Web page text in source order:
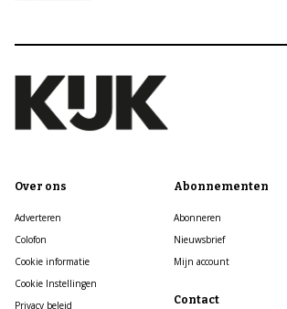
Over ons
Adverteren
Colofon
Cookie informatie
Cookie Instellingen
Privacy beleid
Abonnementen
Abonneren
Nieuwsbrief
Mijn account
Contact